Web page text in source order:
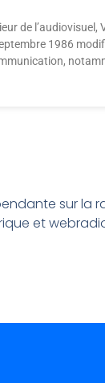
de l’audiovisuel,
1986
sur la
et